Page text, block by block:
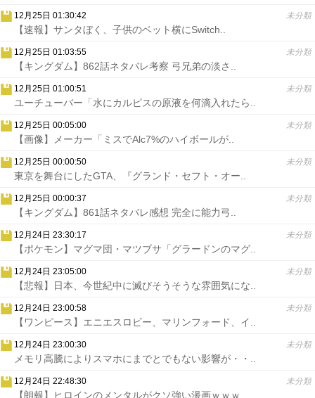
12月25日 01:30:42 未分類
【速報】サンタぼく、子供のベット横にSwitch..
12月25日 01:03:55 未分類
【キングダム】862話ネタバレ考察 弓兄弟の淡さ..
12月25日 01:00:51 未分類
ユーチューバー「水にカルピスの原液を何滴入れたら..
12月25日 00:05:00 未分類
【画像】メーカー「ミスでAlc7%のハイボールが..
12月25日 00:00:50 未分類
東京を舞台にしたGTA、『グランド・セフト・オー..
12月25日 00:00:37 未分類
【キングダム】861話ネタバレ感想 完全に能力弓..
12月24日 23:30:17 未分類
【ポケモン】マグマ団・マツブサ「グラードンのマグ..
12月24日 23:05:00 未分類
【悲報】日本、今世紀中に滅びそうそうな雰囲気にな..
12月24日 23:00:58 未分類
【ワンピース】エニエスロビー、マリンフォード、イ..
12月24日 23:00:30 未分類
メモリ高騰によりスマホにまでとでもない影響が・・..
12月24日 22:48:30 未分類
【朗報】ヒロインのメンタルがクソ強い漫画ｗｗｗ..